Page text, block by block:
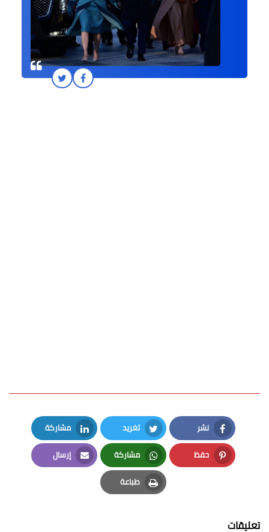
نشر
Facebook
تغريد
Twitter
مشاركة
LinkedIn
حفظ
Pinterest
مشاركة
Whatsapp
إرسال
Email
طباعة
Print
تعليقات